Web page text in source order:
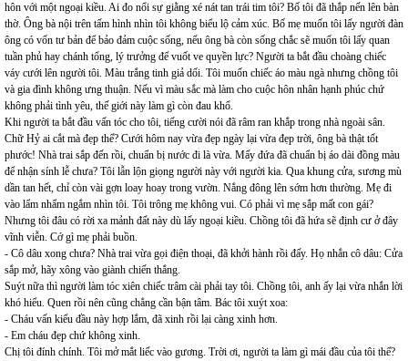
hôn với một ngoại kiều. Ai đo nổi sự giằng xé nát tan trái tim tôi? Bố tôi đã thắp nến lên bàn
thờ. Ông bà nội trên tấm hình nhìn tôi không biểu lộ cảm xúc. Bố mẹ muốn tôi lấy người đàn
ông có vốn tư bản để bảo đảm cuộc sống, nếu ông bà còn sống chắc sẽ muốn tôi lấy quan
tuần phủ hay chánh tổng, lý trưởng để vuốt ve quyền lực? Người ta bắt đầu choàng chiếc
váy cưới lên người tôi. Màu trắng tinh giả dối. Tôi muốn chiếc áo màu ngà nhưng chồng tôi
và gia đình không ưng thuận. Nếu vì màu sắc mà làm cho cuộc hôn nhân hạnh phúc chứ
không phải tình yêu, thế giới này làm gì còn đau khổ.
Khi người ta bắt đầu vấn tóc cho tôi, tiếng cười nói đã râm ran khắp trong nhà ngoài sân.
Chữ Hỷ ai cắt mà đẹp thế? Cưới hôm nay vừa đẹp ngày lại vừa đẹp trời, ông bà thật tốt
phước! Nhà trai sắp đến rồi, chuẩn bị nước đi là vừa. Mấy đứa đã chuẩn bị áo dài đồng màu
để nhận sính lễ chưa? Tôi lẫn lộn giọng người này với người kia. Qua khung cửa, sương mù
dần tan hết, chỉ còn vài gợn loay hoay trong vườn. Nắng đông lên sớm hơn thường. Mẹ đi
vào lẩm nhẩm ngắm nhìn tôi. Tôi trông mẹ không vui. Có phải vì mẹ sắp mất con gái?
Nhưng tôi đâu có rời xa mảnh đất này dù lấy ngoại kiều. Chồng tôi đã hứa sẽ định cư ở đây
vĩnh viễn. Cớ gì mẹ phải buồn.
- Cô dâu xong chưa? Nhà trai vừa gọi điện thoại, đã khởi hành rồi đấy. Họ nhắn cô dâu: Cửa
sắp mở, hãy xông vào giành chiến thắng.
Suýt nữa thì người làm tóc xiên chiếc trâm cài phải tay tôi. Chồng tôi, anh ấy lại vừa nhắn lời
khó hiểu. Quen rồi nên cũng chẳng cần bận tâm. Bác tôi xuýt xoa:
- Cháu vấn kiểu đầu này hợp lắm, đã xinh rồi lại càng xinh hơn.
- Em cháu đẹp chứ không xinh.
Chị tôi đính chính. Tôi mở mắt liếc vào gương. Trời ơi, người ta làm gì mái đầu của tôi thế?